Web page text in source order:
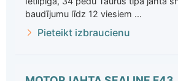
baudījumu līdz 12 viesiem ...
Pieteikt izbraucienu